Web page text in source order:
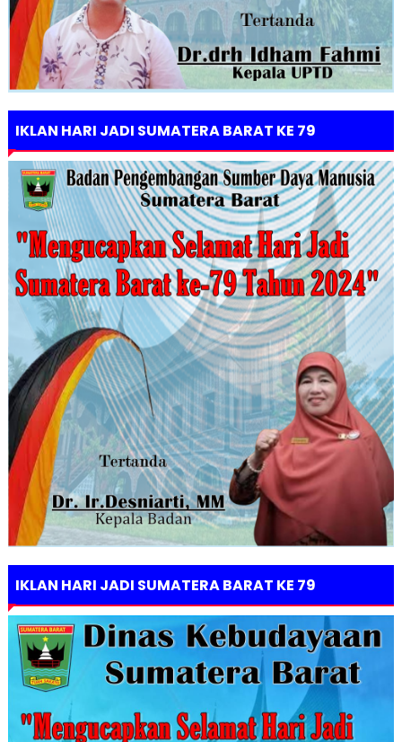
IKLAN HARI JADI SUMATERA BARAT KE 79
IKLAN HARI JADI SUMATERA BARAT KE 79